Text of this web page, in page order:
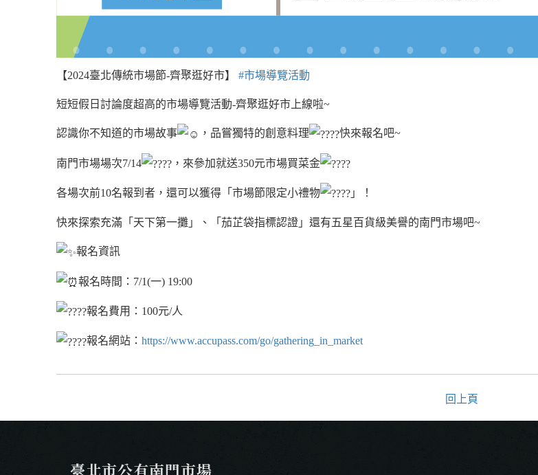
【2024臺北傳統市場節-齊聚逛好市】 #市場導覽活動
短短假日討論度超高的市場導覽活動-齊聚逛好市上線啦~
認識你不知道的市場故事 ，品嘗獨特的創意料理 快來報名吧~
南門市場場次7/14 ，來參加就送350元市場買菜金
各場次前10名報到者，還可以獲得「市場節限定小禮物 」！
快來探索充滿「天下第一攤」、「茄芷袋指標認證」還有五星百貨級美譽的南門市場吧~
報名資訊
報名時間：7/1(一) 19:00
報名費用：100元/人
報名網站： https://www.accupass.com/go/gathering_in_market
回上頁
臺北市公有南門市場